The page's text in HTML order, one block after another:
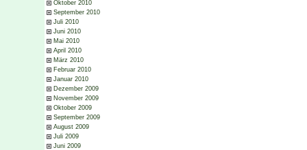
Oktober 2010
September 2010
Juli 2010
Juni 2010
Mai 2010
April 2010
März 2010
Februar 2010
Januar 2010
Dezember 2009
November 2009
Oktober 2009
September 2009
August 2009
Juli 2009
Juni 2009